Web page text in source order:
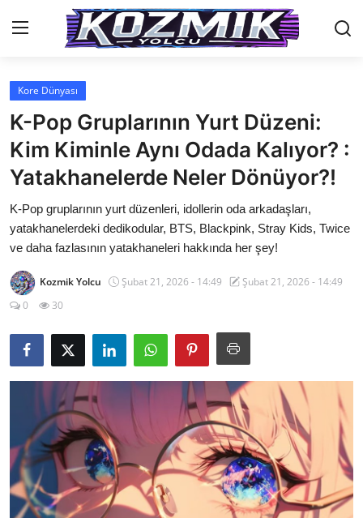
Anasayfa
Genel
İletişim
Anime Önerileri
Kore Dünyası
Anime Karakterleri
Dizi & Film
Testler
Kore Dünyası
K-Pop Gruplarının Yurt Düzeni:
Kim Kiminle Aynı Odada Kalıyor? :
Yatakhanelerde Neler Dönüyor?!
K-Pop gruplarının yurt düzenleri, idollerin oda arkadaşları,
yatakhanelerdeki dedikodular, BTS, Blackpink, Stray Kids, Twice
ve daha fazlasının yatakhaneleri hakkında her şey!
Kozmik Yolcu Şubat 21, 2026 - 14:49
Şubat 21, 2026 - 14:49
0
30